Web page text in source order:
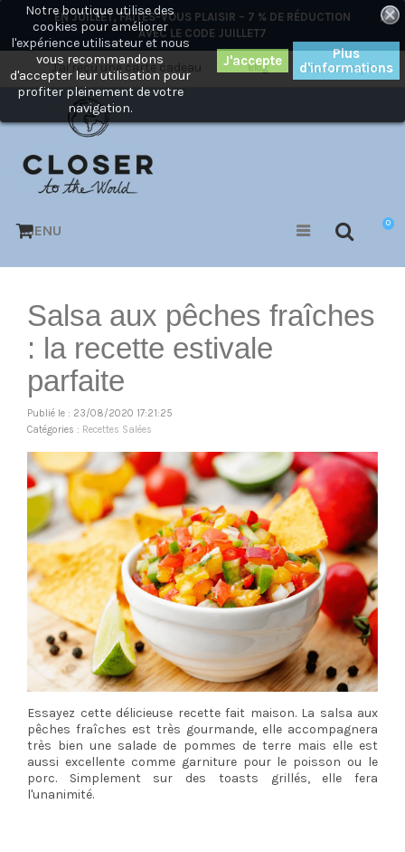
EN JUILLET, FAITES-VOUS PLAISIR – 7 % DE RÉDUCTION
AVEC LE CODE JUILLET7
×
Mon compte
Blog
J'ai reçu une carte cadeau
0
MENU
Notre boutique utilise des
cookies pour améliorer
l'expérience utilisateur et nous
vous recommandons
d'accepter leur utilisation pour
profiter pleinement de votre
navigation.
Plus
d'informations
Salsa aux pêches fraîches
: la recette estivale
parfaite
Publié le : 23/08/2020 17:21:25
Catégories : Recettes Salées
Essayez cette délicieuse recette fait maison. La salsa aux
pêches fraîches est très gourmande, elle accompagnera
très bien une salade de pommes de terre mais elle est
aussi excellente comme garniture pour le poisson ou le
porc. Simplement sur des toasts grillés, elle fera
l'unanimité.